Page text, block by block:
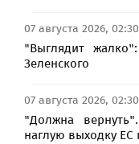
07 августа 2026, 02:30
"Выглядит
Зеленского
07 августа 2026, 02:30
"Должна
наглую выходку ЕС